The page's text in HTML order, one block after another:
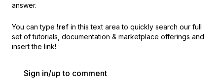
answer.
You can type !ref in this text area to quickly search our full
set of tutorials, documentation & marketplace offerings and
insert the link!
Sign in/up to comment